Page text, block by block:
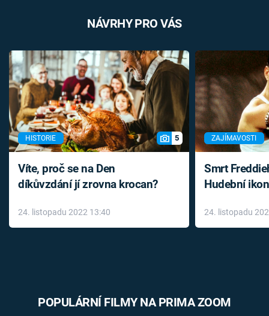
NÁVRHY PRO VÁS
HISTORIE 5
Víte, proč se na Den
díkůvzdání jí zrovna krocan?
24. listopadu 2022 13:40
ZAJÍMAVOSTI
Smrt
Hudební
léky
24. listopadu
POPULÁRNÍ FILMY NA PRIMA ZOOM